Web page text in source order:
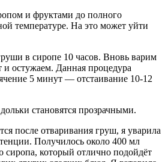
и фруктами до полного
температуре. На это может уйти
в сиропе 10 часов. Вновь варим
остужаем. Данная процедура
5 минут — отстаивание 10-12
становятся прозрачными.
после отваривания груш, я уварила
Получилось около 400 мл
сиропа, который отлично подойдёт